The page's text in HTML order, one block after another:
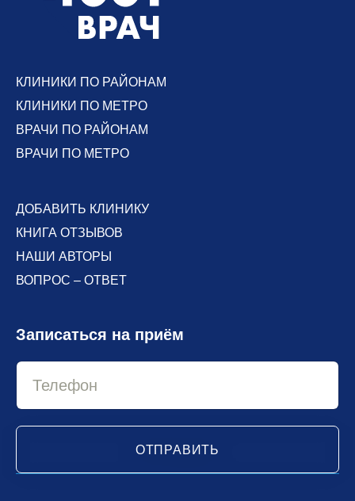
КЛИНИКИ ПО РАЙОНАМ
КЛИНИКИ ПО МЕТРО
ВРАЧИ ПО РАЙОНАМ
ВРАЧИ ПО МЕТРО
ДОБАВИТЬ КЛИНИКУ
КНИГА ОТЗЫВОВ
НАШИ АВТОРЫ
ВОПРОС – ОТВЕТ
Записаться на приём
ОТПРАВИТЬ